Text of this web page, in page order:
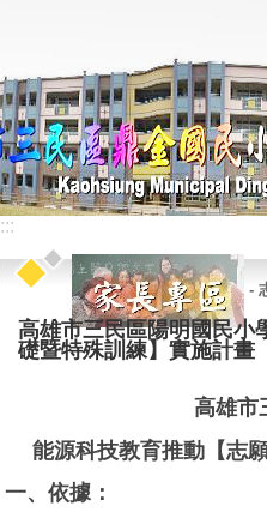
:::
-
高雄市三民區陽明國民小
礎暨特殊訓練】實施計畫
高雄市
能源科技教育推動【志
一、依據：